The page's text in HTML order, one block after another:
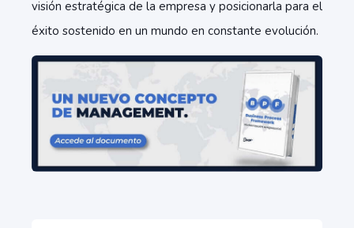
visión estratégica de la empresa y posicionarla para el
éxito sostenido en un mundo en constante evolución.